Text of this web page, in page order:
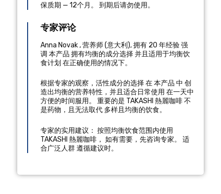
保质期 — 12个月。 到期后请勿使用。
专家评论
Anna Novak,营养师(意大利 ), 拥有 20 年经验强
调 本产品 拥有均衡的成分选择 并且适用于均衡饮
食计划 在正确使用的情况下。
根据专家的观察，活性成分的选择 在 本产品 中 创
造出均衡的营养特性，并且适合日常使用 在一天中
方便的时间服用。 重要的是 TAKASHI 熱麗咖啡 不
是药物，且无法取代 多样且均衡的饮食。
专家的实用建议： 按照均衡饮食范围内使用
TAKASHI 熱麗咖啡， 如有需要，先咨询专家。 适
合广泛人群 遵循建议时。